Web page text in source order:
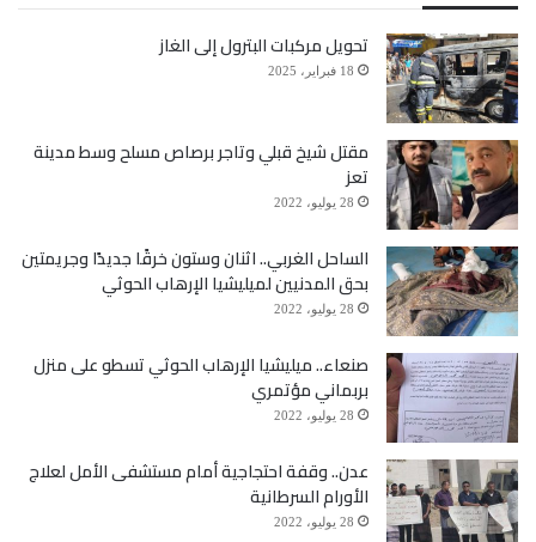
تحويل مركبات البترول إلى الغاز
18 فبراير، 2025
مقتل شيخ قبلي وتاجر برصاص مسلح وسط مدينة
تعز
28 يوليو، 2022
الساحل الغربي.. اثنان وستون خرقًا جديدًا وجريمتين
بحق المدنيين لميليشيا الإرهاب الحوثي
28 يوليو، 2022
صنعاء.. ميليشيا الإرهاب الحوثي تسطو على منزل
بربماني مؤتمري
28 يوليو، 2022
عدن.. وقفة احتجاجية أمام مستشفى الأمل لعلاج
الأورام السرطانية
28 يوليو، 2022